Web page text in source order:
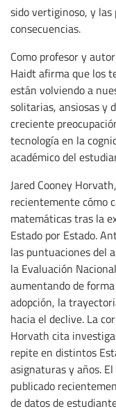
sido vertiginoso, y
consecuencias.
Como profesor y
Haidt afirma que los
están volviendo a
solitarias, ansiosas y
creciente
tecnología en la
académico del
Jared Cooney
recientemente cómo
matemáticas tras la
Estado por Estado.
las puntuaciones del
la Evaluación
aumentando de
adopción, la
hacia el declive. La
Horvath cita
repite en distintos
asignaturas y años.
publicado
de datos de